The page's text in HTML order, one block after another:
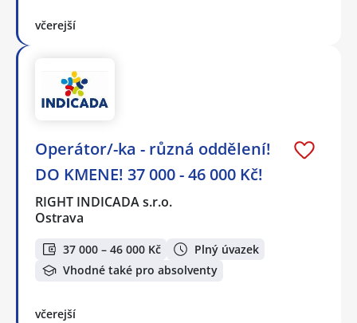
včerejší
Operátor/-ka - různá oddělení!
DO KMENE! 37 000 - 46 000 Kč!
RIGHT INDICADA s.r.o.
Ostrava
37 000 – 46 000 Kč
Plný úvazek
Vhodné také pro absolventy
včerejší